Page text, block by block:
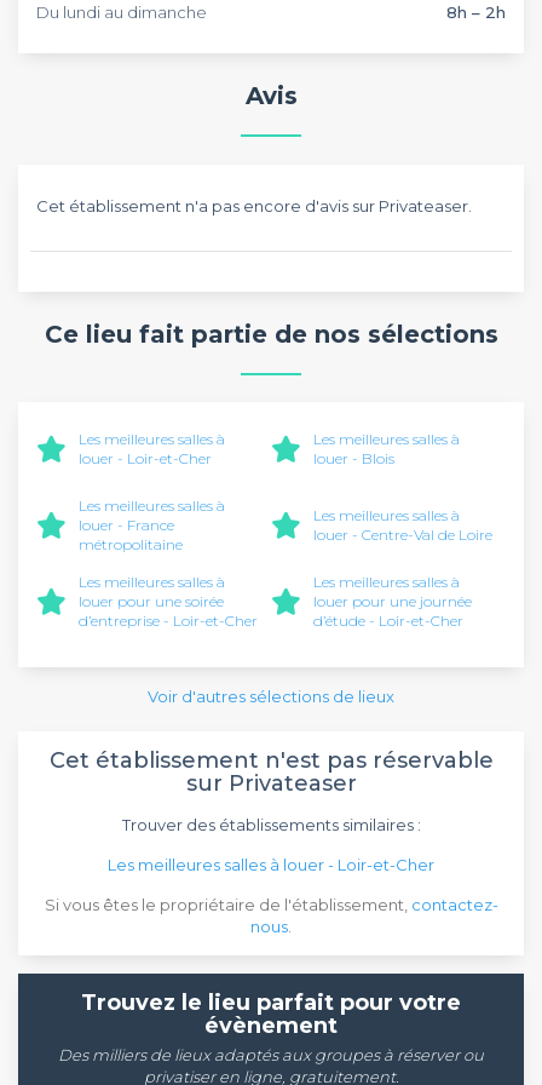
Du lundi au dimanche 8h – 2h
Avis
Cet établissement n'a pas encore d'avis sur Privateaser.
Ce lieu fait partie de nos sélections
Les meilleures salles à
louer - Loir-et-Cher
Les meilleures salles à
louer - Blois
Les meilleures salles à
louer - France
métropolitaine
Les meilleures salles à
louer - Centre-Val de Loire
Les meilleures salles à
louer pour une soirée
d’entreprise - Loir-et-Cher
Les meilleures salles à
louer pour une journée
d’étude - Loir-et-Cher
Voir d'autres sélections de lieux
Cet établissement n'est pas réservable
sur Privateaser
Trouver des établissements similaires :
Les meilleures salles à louer - Loir-et-Cher
Si vous êtes le propriétaire de l'établissement, contactez-
nous
Trouvez le lieu parfait pour votre
évènement
Des milliers de lieux adaptés aux groupes à réserver ou
privatiser en ligne, gratuitement.